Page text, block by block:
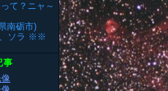
て？ニャ～
南砺市)
ソラ ※※
事